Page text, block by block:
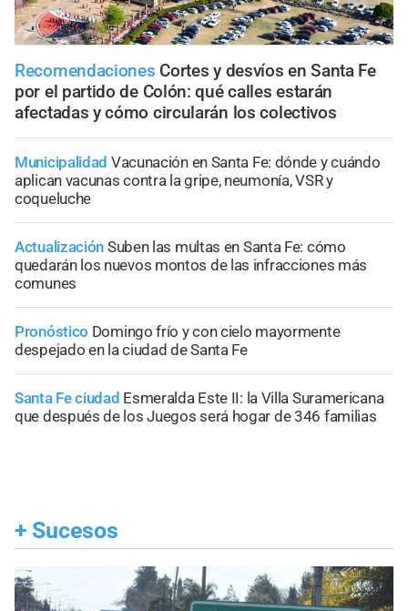
Recomendaciones Cortes y desvíos en Santa Fe
por el partido de Colón: qué calles estarán
afectadas y cómo circularán los colectivos
Municipalidad Vacunación en Santa Fe: dónde y cuándo
aplican vacunas contra la gripe, neumonía, VSR y
coqueluche
Actualización Suben las multas en Santa Fe: cómo
quedarán los nuevos montos de las infracciones más
comunes
Pronóstico Domingo frío y con cielo mayormente
despejado en la ciudad de Santa Fe
Santa Fe ciudad Esmeralda Este II: la Villa Suramericana
que después de los Juegos será hogar de 346 familias
+ Sucesos